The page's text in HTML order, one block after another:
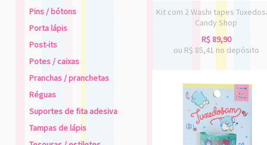
Pins / bótons
Porta lápis
Post-its
Potes / caixas
Pranchas / pranchetas
Réguas
Suportes de fita adesiva
Tampas de lápis
Kit com 2 Washi tapes
Candy Shop
R$ 89,90
ou R$ 85,41 no depósito